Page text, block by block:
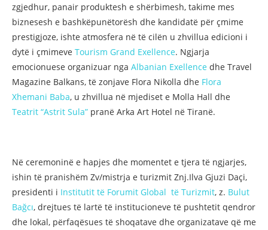
zgjedhur, panair produktesh e shërbimesh, takime mes
biznesesh e bashkëpunëtorësh dhe kandidatë për çmime
prestigjoze, ishte atmosfera në të cilën u zhvillua edicioni i
dytë i çmimeve Tourism Grand Exellence. Ngjarja
emocionuese organizuar nga Albanian Exellence dhe Travel
Magazine Balkans, të zonjave Flora Nikolla dhe Flora
Xhemani Baba, u zhvillua në mjediset e Molla Hall dhe
Teatrit “Astrit Sula” pranë Arka Art Hotel në Tiranë.
Në ceremoninë e hapjes dhe momentet e tjera të ngjarjes,
ishin të pranishëm Zv/mistrja e turizmit Znj.Ilva Gjuzi Daçi,
presidenti i Institutit të Forumit Global të Turizmit, z. Bulut
Bağcı, drejtues të lartë të institucioneve të pushtetit qendror
dhe lokal, përfaqësues të shoqatave dhe organizatave që me